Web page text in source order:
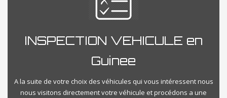
INSPECTION VEHICULE en
Guinee
A la suite de votre choix des véhicules qui vous intéressent nous
nous visitons directement votre véhicule et procédons a une